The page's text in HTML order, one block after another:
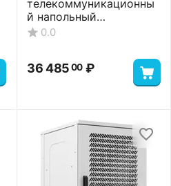
телекоммуникационны
й напольный
ШТНП-18U-600-800-
0.0
36 48500 ₽